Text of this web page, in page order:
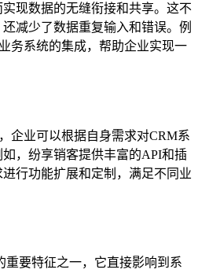
现数据的无缝衔接和共享。这不
减少了数据重复输入和错误。例
务系统的集成，帮助企业实现一
企业可以根据自身需求对CRM系
，纷享销客提供丰富的API和插
行功能扩展和定制，满足不同业
重要特征之一，它直接影响到系